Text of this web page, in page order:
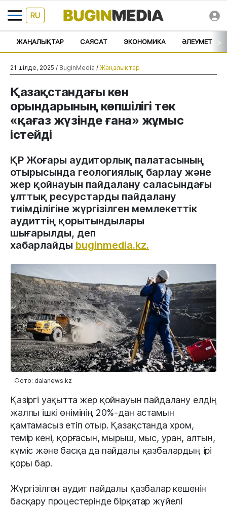
RU
ЖАҢАЛЫҚТАР САЯСАТ ЭКОНОМИКА ӘЛЕУМЕТ >
21 шілде, 2025 / BuginMedia / Жаңалықтар
Қазақстандағы кен
орындарының көпшілігі тек
«қағаз жүзінде ғана» жұмыс
істейді
ҚР Жоғары аудиторлық палатасының
отырысында геологиялық барлау және
жер қойнауын пайдалану саласындағы
ұлттық ресурстарды пайдалану
тиімділігіне жүргізілген мемлекеттік
аудиттің қорытындылары
шығарылды, деп
хабарлайды buginmedia.kz.
Фото: dalanews.kz
Қазіргі уақытта жер қойнауын пайдалану елдің
жалпы ішкі өнімінің 20%-дан астамын
қамтамасыз етіп отыр. Қазақстанда хром,
темір кені, қорғасын, мырыш, мыс, уран, алтын,
күміс және басқа да пайдалы қазбалардың ірі
қоры бар.
Жүргізілген аудит пайдалы қазбалар кешенін
басқару процестерінде бірқатар жүйелі